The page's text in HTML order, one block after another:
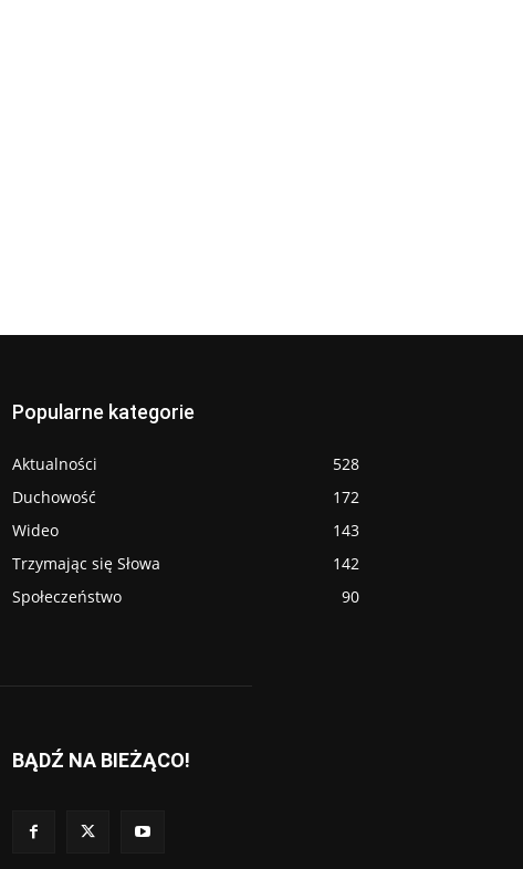
Popularne kategorie
Aktualności
528
Duchowość
172
Wideo
143
Trzymając się Słowa
142
Społeczeństwo
90
BĄDŹ NA BIEŻĄCO!